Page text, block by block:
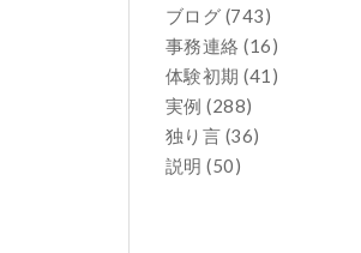
ブログ (743)
事務連絡 (16)
体験初期 (41)
実例 (288)
独り言 (36)
説明 (50)